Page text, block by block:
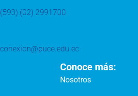
(593) (02) 2991700
conexion@puce.edu.ec
Conoce más:
Nosotros